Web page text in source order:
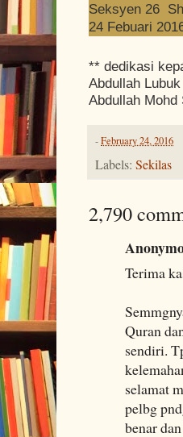
Seksyen 26
24 Febuari
** dedikasi
Abdullah
Abdullah Mohd
-February 24, 2016
Labels: Sekilas
2,790
Terima
Quran
sendiri.
selamat
pelbg
benar